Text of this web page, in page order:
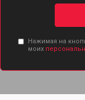
Нажимая на
моих